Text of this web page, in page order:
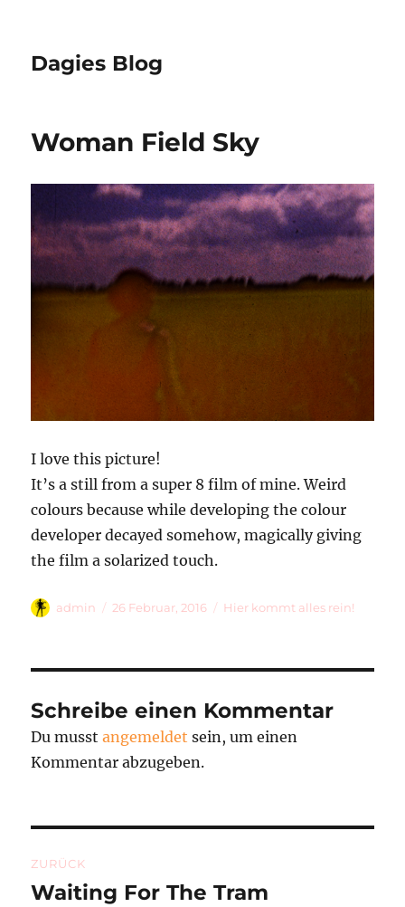
Dagies Blog
Woman Field Sky
I love this picture!
It’s a still from a super 8 film of mine. Weird
colours because while developing the colour
developer decayed somehow, magically giving
the film a solarized touch.
Autor
admin
Veröffentlicht
26 Februar, 2016 Kategorien
Hier kommt alles rein!
Schreibe einen Kommentar
Du musstangemeldet sein, um einen
Kommentar abzugeben.
ZURÜCK
Vorheriger
Waiting For The Tram